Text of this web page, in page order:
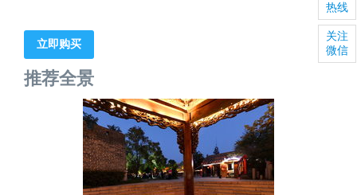
立即购买
推荐全景
热线
关注
微信